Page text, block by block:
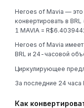
Heroes of Mavia —
конвертировать в
1 MAVIA =
Heroes of Mavia
BRL и 24-часовой
Циркулирующее
За последние 24
Как